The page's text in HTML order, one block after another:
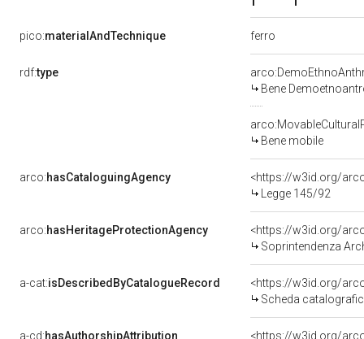
pico:materialAndTechnique ferro
rdf:type
Bene
Bene mobile
arco:hasCataloguingAgency
<https://w3id.org/
Legge 145/92
arco:hasHeritageProtectionAgency
<https://w3id.org/
Soprintendenza
a-cat:isDescribedByCatalogueRecord
<https://w3id.org/
Scheda
a-cd:hasAuthorshipAttribution
<https://w3id.org/